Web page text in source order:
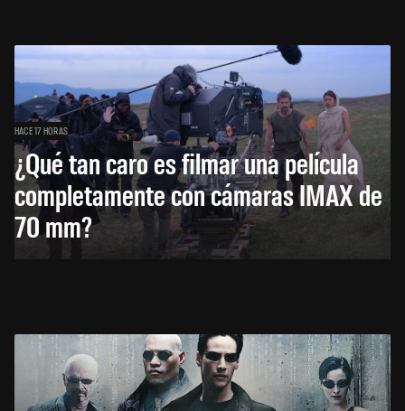
HACE 17 HORAS
¿Qué tan caro es filmar una película
completamente con cámaras IMAX de
70 mm?